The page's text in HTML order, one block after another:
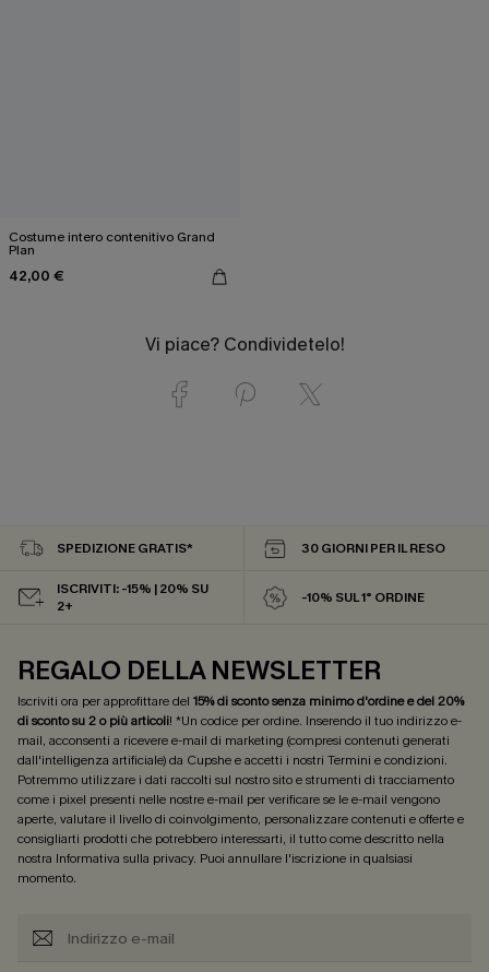
Costume intero contenitivo Grand
Plan
42,00 €
Vi piace? Condividetelo!
SPEDIZIONE GRATIS* 30 GIORNI PER IL RESO
ISCRIVITI: -15% | 20% SU
2+
-10% SUL 1° ORDINE
REGALO DELLA NEWSLETTER
Iscriviti ora per approfittare del 15% di sconto senza minimo d'ordine e del 20%
di sconto su 2 o più articoli! *Un codice per ordine. Inserendo il tuo indirizzo e-
mail, acconsenti a ricevere e-mail di marketing (compresi contenuti generati
dall'intelligenza artificiale) da Cupshe e accetti i nostri Termini e condizioni.
Potremmo utilizzare i dati raccolti sul nostro sito e strumenti di tracciamento
come i pixel presenti nelle nostre e-mail per verificare se le e-mail vengono
aperte, valutare il livello di coinvolgimento, personalizzare contenuti e offerte e
consigliarti prodotti che potrebbero interessarti, il tutto come descritto nella
nostra Informativa sulla privacy. Puoi annullare l'iscrizione in qualsiasi
momento.